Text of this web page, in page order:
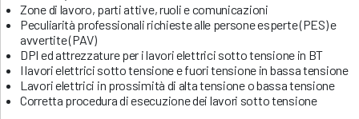
Zone di lavoro, parti attive, ruoli e comunicazioni
Peculiarità professionali richieste alle persone esperte (PES) e
avvertite (PAV)
DPI ed attrezzature per i lavori elettrici sotto tensione in BT
I lavori elettrici sotto tensione e fuori tensione in bassa tensione
Lavori elettrici in prossimità di alta tensione o bassa tensione
Corretta procedura di esecuzione dei lavori sotto tensione